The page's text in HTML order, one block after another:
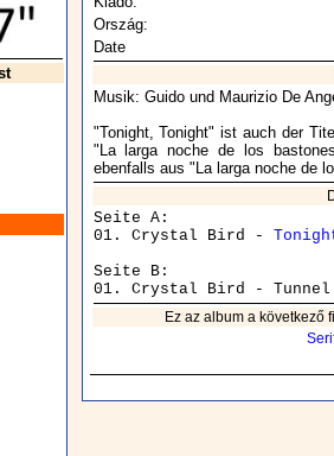
Ország:
Date
Musik: Guido und Maurizio De
"Tonight, Tonight" ist auch der
"La larga noche de los
ebenfalls aus "La larga noche de
Seite A:
01. Crystal Bird -
Seite B:
Ez az album a következő